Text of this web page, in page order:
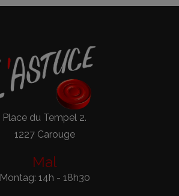
Place du Tempel 2.
1227 Carouge
Mal
Montag: 14h - 18h30